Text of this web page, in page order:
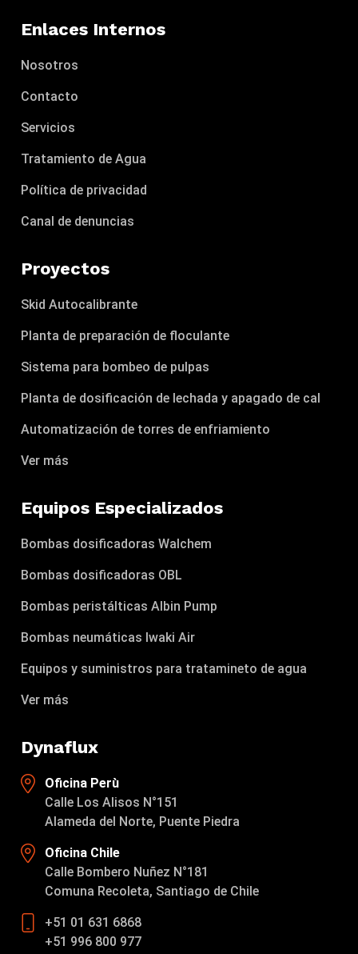
Enlaces Internos
Nosotros
Contacto
Servicios
Tratamiento de Agua
Política de privacidad
Canal de denuncias
Proyectos
Skid Autocalibrante
Planta de preparación de floculante
Sistema para bombeo de pulpas
Planta de dosificación de lechada y apagado de cal
Automatización de torres de enfriamiento
Ver más
Equipos Especializados
Bombas dosificadoras Walchem
Bombas dosificadoras OBL
Bombas peristálticas Albin Pump
Bombas neumáticas Iwaki Air
Equipos y suministros para tratamineto de agua
Ver más
Dynaflux
Oficina Perù
Calle Los Alisos N°151
Alameda del Norte, Puente Piedra
Oficina Chile
Calle Bombero Nuñez N°181
Comuna Recoleta, Santiago de Chile
+51 01 631 6868
+51 996 800 977